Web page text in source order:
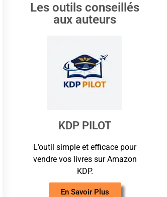
Les outils conseillés
aux auteurs
KDP PILOT
L’outil simple et efficace pour
vendre vos livres surAmazon
KDP.
En Savoir Plus